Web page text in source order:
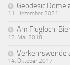
Geodesic Dome
11. Dezember 2021
Am Flugloch:
12. Mai 2018
Verkehrswende
14. Oktober 2017